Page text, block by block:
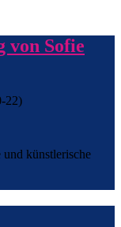
von Sofie
22)
künstlerische